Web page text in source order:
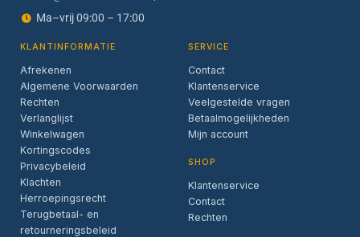
Ma–vrij 09:00 – 17:00
KLANTINFORMATIE
Afrekenen
Algemene Voorwaarden
Rechten
Verlanglijst
Winkelwagen
Kortingscodes
Privacybeleid
Klachten
Herroepingsrecht
Terugbetaal- en
retourneringsbeleid
SERVICE
Contact
Klantenservice
Veelgestelde vragen
Betaalmogelijkheden
Mijn account
SHOP
Klantenservice
Contact
Rechten